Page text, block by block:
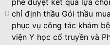
chỉ định thầu Gói thầu
phục vụ công tác khám
viện Y học cổ truyền và